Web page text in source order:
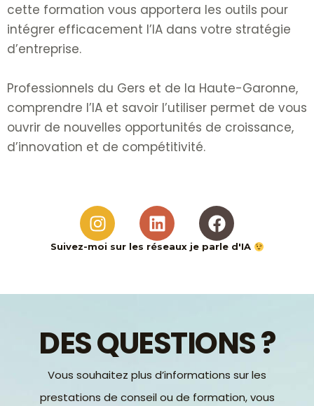
cette formation vous apportera les outils pour
intégrer efficacement l’IA dans votre stratégie
d’entreprise.
Professionnels du Gers et de la Haute-Garonne,
comprendre l’IA et savoir l’utiliser permet de vous
ouvrir de nouvelles opportunités de croissance,
d’innovation et de compétitivité.
I
n
s
g
a
m
L
i
n
d
n
F
a
c
o
k
Suivez-moi sur les réseaux je parle d'IA
DES QUESTIONS ?
Vous souhaitez plus d’informations sur les
prestations de conseil ou de formation, vous